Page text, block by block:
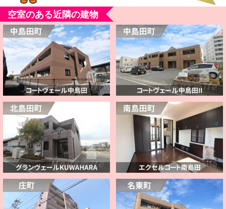
空室のある近隣の建物